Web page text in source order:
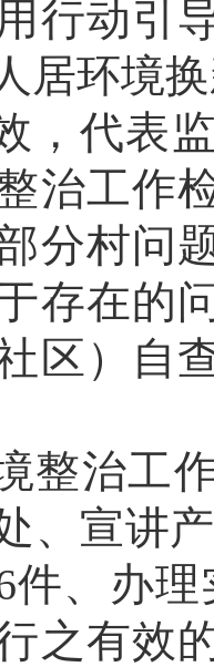
行动引
居环境
，代表
治工作
分村问
存在的
区）自
整治工
、宣讲
件、办
之有效